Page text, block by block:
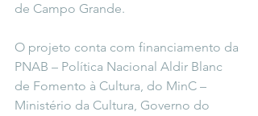
de Campo Grande.
O projeto conta com financiamento da
PNAB – Política Nacional Aldir Blanc
de Fomento à Cultura, do MinC –
Ministério da Cultura, Governo do